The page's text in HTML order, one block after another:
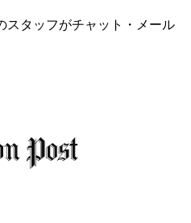
スタッフがチャット・メール